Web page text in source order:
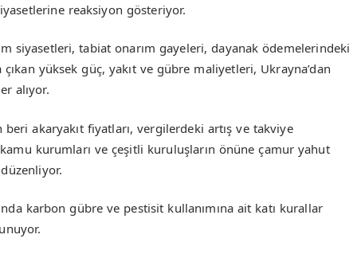
reaksiyon gösteriyor.
siyasetleri, tabiat onarım gayeleri, dayanak ödemelerindeki
yüksek güç, yakıt ve gübre maliyetleri, Ukrayna’dan
alıyor.
akaryakıt fiyatları, vergilerdeki artış ve takviye
kurumları ve çeşitli kuruluşların önüne çamur yahut
karbon gübre ve pestisit kullanımına ait katı kurallar